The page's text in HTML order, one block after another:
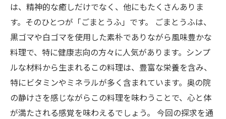
は、精神的な癒しだけでなく、他にもたくさんありま
す。そのひとつが「ごまとうふ」です。 ごまとうふは、
黒ゴマや白ゴマを使用した素朴でありながら風味豊かな
料理で、特に健康志向の方々に人気があります。シンプ
ルな材料から生まれるこの料理は、豊富な栄養を含み、
特にビタミンやミネラルが多く含まれています。奥の院
の静けさを感じながらこの料理を味わうことで、心と体
が満たされる感覚を味わえるでしょう。 今回の探求を通